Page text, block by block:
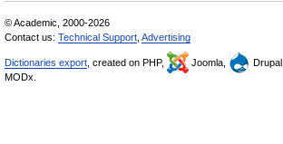
© Academic, 2000-2026
Contact us: Technical Support Advertising
Dictionaries export , created on PHP, Joomla, Drupal,
MODx.